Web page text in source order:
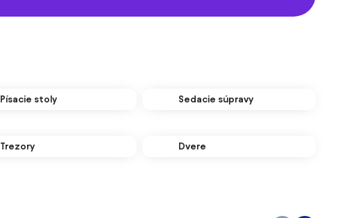
Písacie stoly Sedacie súpravy
Trezory Dvere